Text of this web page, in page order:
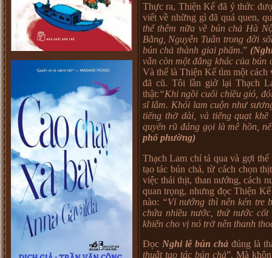
Thực ra, Thiện Kế đã ý thức
viết về những gì đã quá quen,
thể thêm nữa về bún chả Hà
Bằng, Nguyễn Tuân trong đời
bún chả thành giai phẩm.”
vẫn còn một đẳng khác của
Và thế là Thiện Kế tìm một cách
đã cũ. Tôi lần giở lại Thạch
thật:“Khi ngồi cuối chiều gió,
sĩ lắm. Khói lam cuộn như
tiếng thở dài, và tiếng quạt
quyến rũ đáng gọi là mê hồn,
phố phường)
Thạch Lam chỉ tả qua và gợi
tạo tác bún chả, từ cách chọn
việc thái thịt, than nướng, cách
quan trọng, nhưng đọc Thiện
nào: “Vỉ nướng thì nên kén tre
chứa nhiều nước, thứ nước
khiến cho vị nó trở nên thanh
Đọc Nghi lễ bún chảđúng là
thuật tạo tác bún chả”. Mà